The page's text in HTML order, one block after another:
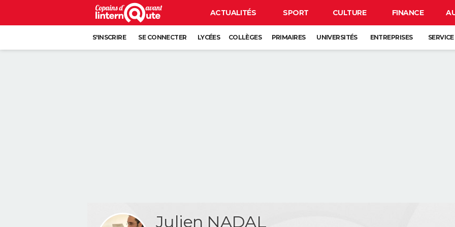
ACTUALITÉS SPORT CULTURE FINANCE
S'INSCRIRE SE CONNECTER LYCÉES COLLÈGES PRIMAIRES UNIVERSITÉS ENTREPRISES
Julien NADAL